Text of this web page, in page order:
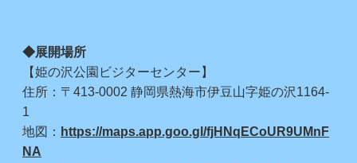
◆展開場所
【姫の沢公園ビジターセンター】
住所：〒413-0002 静岡県熱海市伊豆山字姫の沢1164-
1
地図： https://maps.app.goo.gl/fjHNqECoUR9UMnF
NA